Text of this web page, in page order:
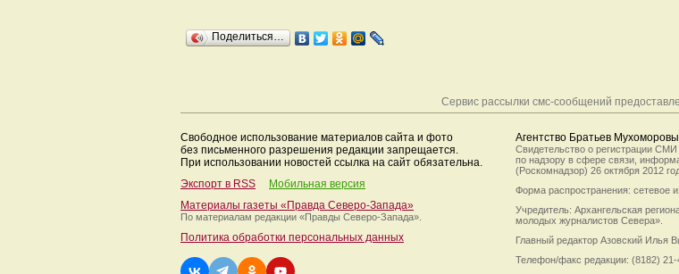
Поделиться…
Сервис рассылки смс-сообщений
Свободное использование материалов сайта и фото
без письменного разрешения редакции запрещается.
При использовании новостей ссылка на сайт обязательна.
Экспорт в RSS
Мобильная версия
Материалы газеты «Правда Северо-Запада»
По материалам редакции «Правды Северо-Запада».
Политика обработки персональных данных
Агентство Братьев
Свидетельство о регистрации
по надзору в сфере связи,
(Роскомнадзор) 26 октября 2012
Форма распространения: сетевое
Учредитель: Архангельская
молодых журналистов Севера».
Главный редактор Азовский Илья
Телефон/факс редакции: (8182) 21-